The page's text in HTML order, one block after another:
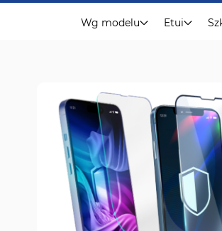
Wg modelu Etui